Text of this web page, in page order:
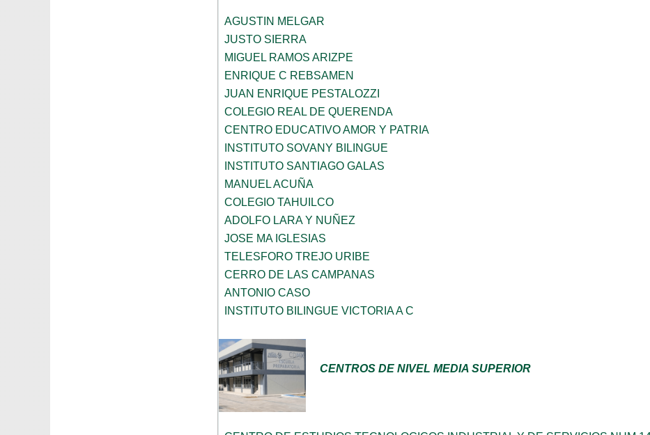
AGUSTIN MELGAR
JUSTO SIERRA
MIGUEL RAMOS ARIZPE
ENRIQUE C REBSAMEN
JUAN ENRIQUE PESTALOZZI
COLEGIO REAL DE QUERENDA
CENTRO EDUCATIVO AMOR Y PATRIA
INSTITUTO SOVANY BILINGUE
INSTITUTO SANTIAGO GALAS
MANUEL ACUÑA
COLEGIO TAHUILCO
ADOLFO LARA Y NUÑEZ
JOSE MA IGLESIAS
TELESFORO TREJO URIBE
CERRO DE LAS CAMPANAS
ANTONIO CASO
INSTITUTO BILINGUE VICTORIA A C
CENTROS DE NIVEL MEDIA SUPERIOR